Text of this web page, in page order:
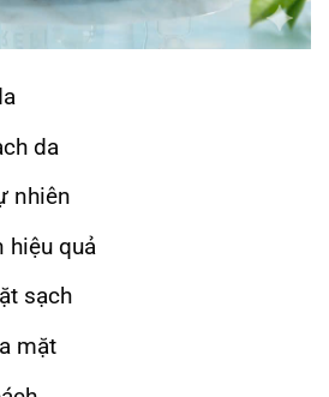
da
nhiên
hiệu quả
sạch
mặt